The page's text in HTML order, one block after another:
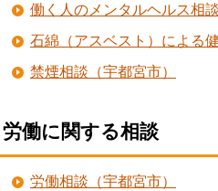
働く人のメンタルヘルス相
石綿（アスベスト）による
禁煙相談（宇都宮市）
労働に関する相談
労働相談（宇都宮市）